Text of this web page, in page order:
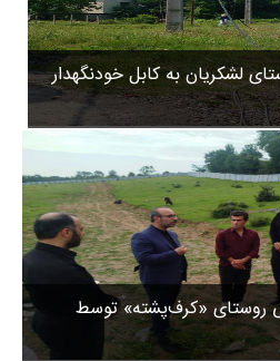
روستاها
ورزشی
سیاسی
ای
دیلمان
درباره ما
لشکریان به کابل خودنگهدار
روستای «کرف‌پشته» توسط